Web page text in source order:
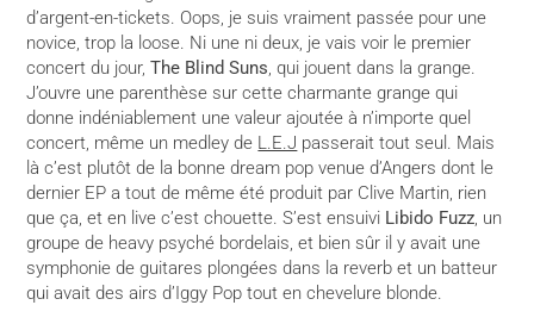
d’argent-en-tickets. Oops, je suis vraiment passée pour une
novice, trop la loose. Ni une ni deux, je vais voir le premier
concert du jour,The Blind Suns, qui jouent dans la grange.
J’ouvre une parenthèse sur cette charmante grange qui
donne indéniablement une valeur ajoutée à n’importe quel
concert, même un medley de L.E.J passerait tout seul. Mais
là c’est plutôt de la bonne dream pop venue d’Angers dont le
dernier EP a tout de même été produit par Clive Martin, rien
que ça, et en live c’est chouette. S’est ensuivi Libido Fuzz, un
groupe de heavy psyché bordelais, et bien sûr il y avait une
symphonie de guitares plongées dans la reverb et un batteur
qui avait des airs d’Iggy Pop tout en chevelure blonde.